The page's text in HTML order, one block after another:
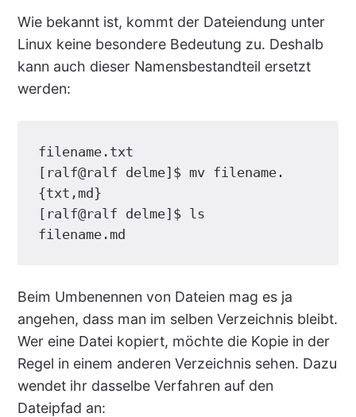
Wie bekannt ist, kommt der Dateiendung unter
Linux keine besondere Bedeutung zu. Deshalb
kann auch dieser Namensbestandteil ersetzt
werden:
filename.txt
[ralf@ralf delme]$ mv filename.
{txt,md}
[ralf@ralf delme]$ ls
filename.md
Beim Umbenennen von Dateien mag es ja
angehen, dass man im selben Verzeichnis bleibt.
Wer eine Datei kopiert, möchte die Kopie in der
Regel in einem anderen Verzeichnis sehen. Dazu
wendet ihr dasselbe Verfahren auf den
Dateipfad an: